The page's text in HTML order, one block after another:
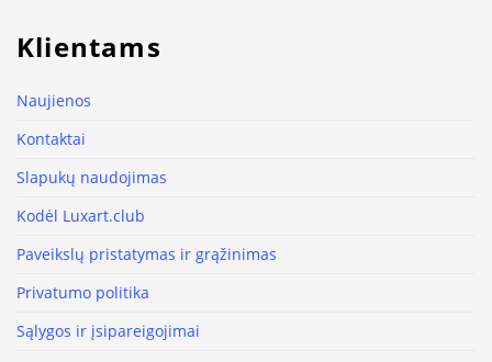
Klientams
Naujienos
Kontaktai
Slapukų naudojimas
Kodėl Luxart.club
Paveikslų pristatymas ir grąžinimas
Privatumo politika
Sąlygos ir įsipareigojimai